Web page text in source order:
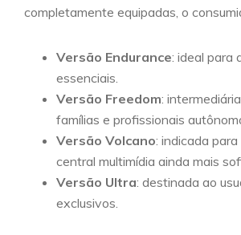
completamente equipadas, o
Versão Endurance: ideal para
essenciais.
Versão Freedom:
famílias e profissionais
Versão Volcano: indicada
central multimídia ainda mais
Versão Ultra: destinada ao
exclusivos.